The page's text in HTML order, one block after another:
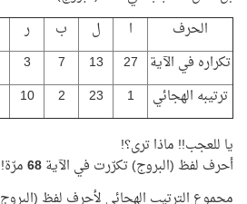
الحرف
ا ل ب ر
تكراره في الآية 27
13
7
3
ترتيبه الهجائي
1
23
2
10
يا للعجب!! ماذا ترى؟!
أحرف لفظ (البروج) تكرّرت في الآية68مرّة!
مجموع الترتيب الهجائي لأحرف لفظ